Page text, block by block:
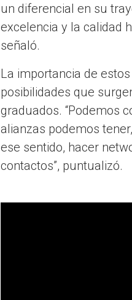
un diferencial en su
excelencia y la calidad
señaló.
La importancia de
posibilidades que
graduados. “Podemos
alianzas podemos
ese sentido, hacer
contactos”, puntualizó.